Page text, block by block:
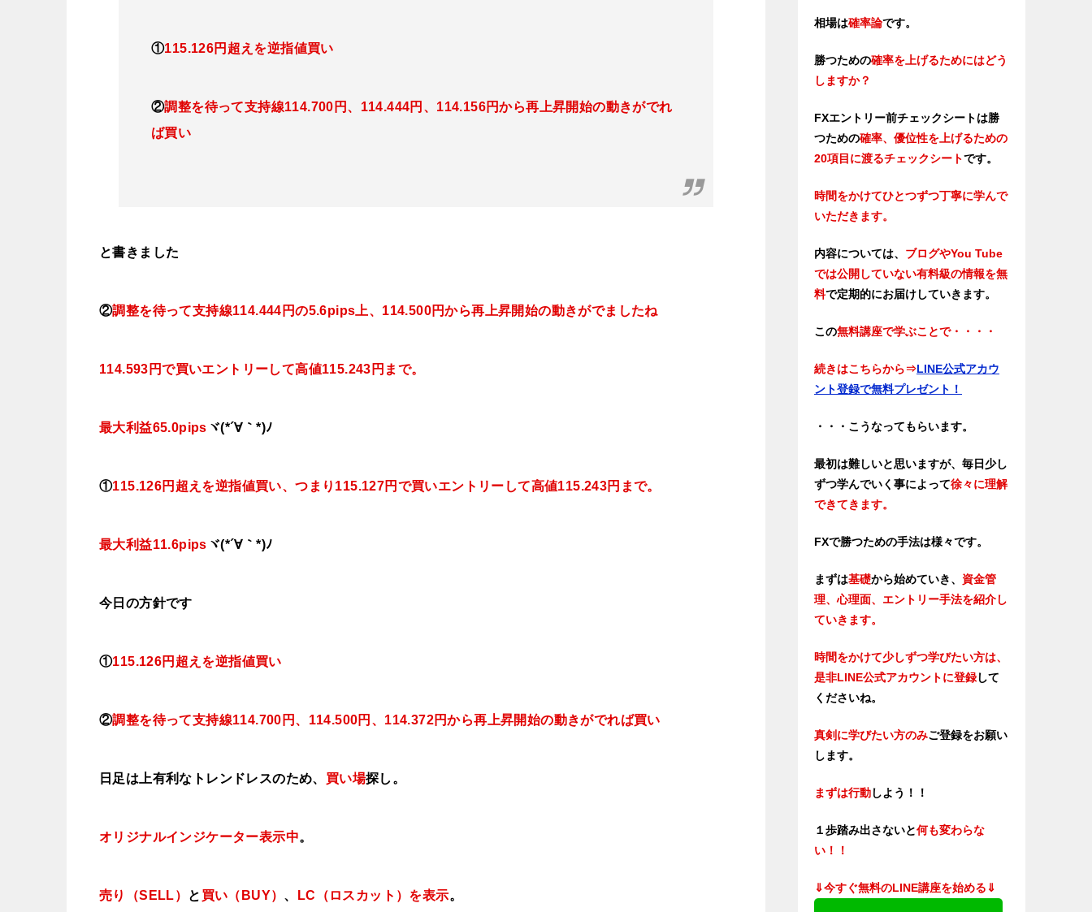
①115.126円超えを逆指値買い
②調整を待って支持線114.700円、114.444円、114.156円から再上昇開始の動きがでれ
ば買い
と書きました
②調整を待って支持線114.444円の5.6pips上、114.500円から再上昇開始の動きがでましたね
114.593円で買いエントリーして高値115.243円まで。
最大利益65.0pips ヾ(*´∀｀*)ﾉ
①115.126円超えを逆指値買い、つまり115.127円で買いエントリーして高値115.243円まで。
最大利益11.6pips ヾ(*´∀｀*)ﾉ
今日 の方針です
①115.126円超えを逆指値買い
②調整を待って支持線114.700円、114.500円、114.372円から再上昇開始の動きがでれば買い
日足は上有利なトレンドレスのため、 買い場探し。
オリジナルインジケーター表示中。
売り（SELL） と 買い（BUY） 、 LC（ロスカット）を表示。
相場は確率論です。
勝つための確率を上げるためにはどう
しますか？
FXエントリー前チェックシートは勝
つための確率、優位性を上げるための
20項目に渡るチェックシートです。
時間をかけてひとつずつ丁寧に学んで
いただきます。
内容については、 ブログやYou Tube
では公開していない有料級の情報を無
料で定期的にお届けしていきます。
この無料講座で学ぶことで・・・・
続きはこちらから⇒LINE公式アカウ
ント登録で無料プレゼント！
・・・こうなってもらいます。
最初は難しいと思いますが、毎日少し
ずつ学んでいく事によって徐々に理解
できてきます。
FXで勝つための手法は様々です。
まずは基礎から始めていき、 資金管
理、心理面、エントリー手法を紹介し
ていきます。
時間をかけて少しずつ学びたい方は、
是非LINE公式アカウントに登録して
くださいね。
真剣に学びたい方のみご登録をお願い
します。
まずは行動しよう！！
１歩踏み出さないと何も変わらな
い！！
⇓今すぐ無料のLINE講座を始める⇓